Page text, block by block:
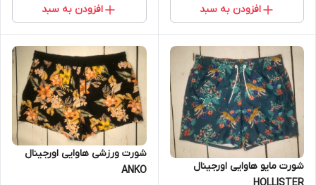
افزودن به سبد افزودن به سبد
شورت مایو هاوایی اورجینال
شورت ورزشی هاوایی اورجینال
ANKO